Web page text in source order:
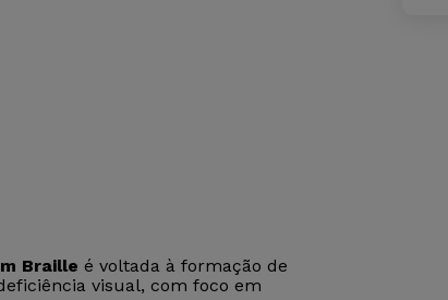
Braille é voltada à formação de
visual, com foco em